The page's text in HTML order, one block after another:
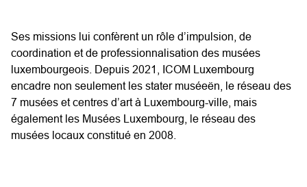
Ses missions lui confèrent un rôle d’impulsion, de
coordination et de professionnalisation des musées
luxembourgeois. Depuis 2021, ICOM Luxembourg
encadre non seulement les stater muséeën, le réseau des
7 musées et centres d’art à Luxembourg-ville, mais
également les Musées Luxembourg, le réseau des
musées locaux constitué en 2008.